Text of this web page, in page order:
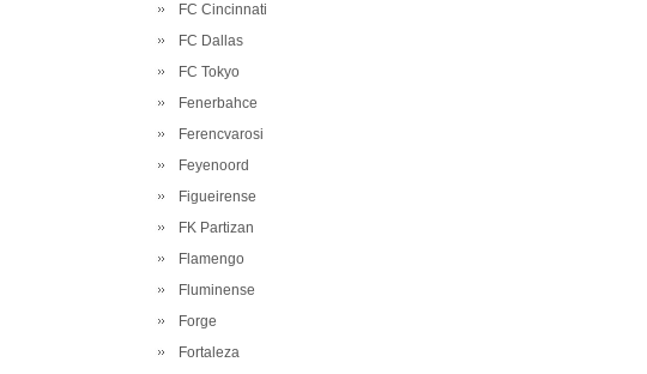
FC Cincinnati
FC Dallas
FC Tokyo
Fenerbahce
Ferencvarosi
Feyenoord
Figueirense
FK Partizan
Flamengo
Fluminense
Forge
Fortaleza